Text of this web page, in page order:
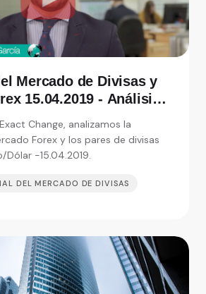
Mercado de Divisas y
15.04.2019 - Análisis
Change, analizamos la
Forex y los pares de divisas
Dólar -15.04.2019.
DEL MERCADO DE DIVISAS